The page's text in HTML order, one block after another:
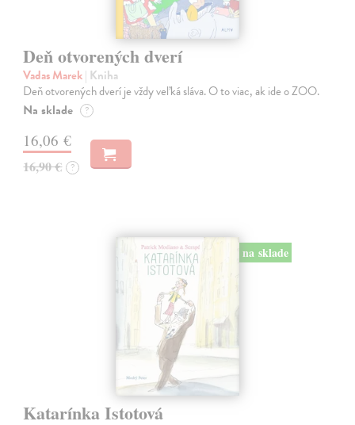
Deň otvorených dverí
Vadas Marek| Kniha
Deň otvorených dverí je vždy veľká sláva. O to viac, ak ide o ZOO.
Na sklade ?
16,06 €
16,90 € ?
na sklade
Katarínka Istotová